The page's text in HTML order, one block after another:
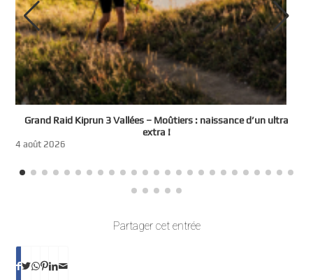
Grand Raid Kiprun 3 Vallées – Moûtiers : naissance d’un ultra
extra !
4 août 2026
Partager cet entrée